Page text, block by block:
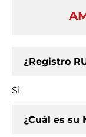
¿Registro
Si
¿Cuál es su